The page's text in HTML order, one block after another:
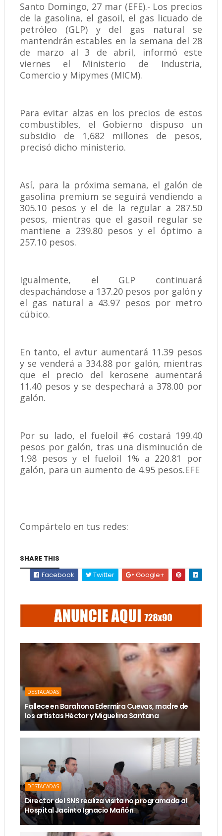
Santo Domingo, 27 mar (EFE).- Los precios
de la gasolina, el gasoil, el gas licuado de
petróleo (GLP) y del gas natural se
mantendrán estables en la semana del 28
de marzo al 3 de abril, informó este
viernes el Ministerio de Industria,
Comercio y Mipymes (MICM).
Para evitar alzas en los precios de estos
combustibles, el Gobierno dispuso un
subsidio de 1,682 millones de pesos,
precisó dicho ministerio.
Así, para la próxima semana, el galón de
gasolina premium se seguirá vendiendo a
305.10 pesos y el de la regular a 287.50
pesos, mientras que el gasoil regular se
mantiene a 239.80 pesos y el óptimo a
257.10 pesos.
Igualmente, el GLP continuará
despachándose a 137.20 pesos por galón y
el gas natural a 43.97 pesos por metro
cúbico.
En tanto, el avtur aumentará 11.39 pesos
y se venderá a 334.88 por galón, mientras
que el precio del kerosene aumentará
11.40 pesos y se despechará a 378.00 por
galón.
Por su lado, el fueloil #6 costará 199.40
pesos por galón, tras una disminución de
1.98 pesos y el fueloil 1% a 220.81 por
galón, para un aumento de 4.95 pesos.EFE
Compártelo en tus redes:
SHARE THIS
Facebook
Twitter Google+
DESTACADAS
Fallece en Barahona Edermira Cuevas, madre de
los artistas Héctor y Miguelina Santana
DESTACADAS
Director del SNS realiza visita no programada al
Hospital Jacinto Ignacio Mañón